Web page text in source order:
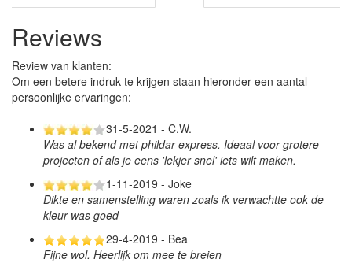
Reviews
Review van klanten:
Om een betere indruk te krijgen staan hieronder een aantal
persoonlijke ervaringen:
31-5-2021 - C.W.
Was al bekend met phildar express. Ideaal voor grotere
projecten of als je eens 'lekjer snel' iets wilt maken.
1-11-2019 - Joke
Dikte en samenstelling waren zoals ik verwachtte ook de
kleur was goed
29-4-2019 - Bea
Fijne wol. Heerlijk om mee te breien